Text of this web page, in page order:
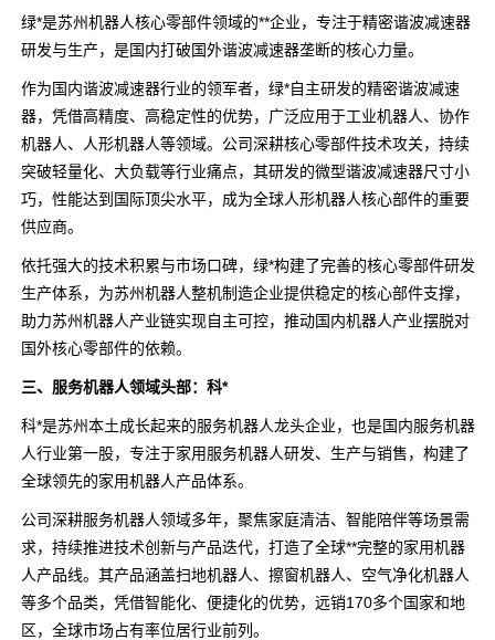
绿*是苏州机器人核心零部件领域的**企业，专注于精密谐波减速器
研发与生产，是国内打破国外谐波减速器垄断的核心力量。
作为国内谐波减速器行业的领军者，绿*自主研发的精密谐波减速
器，凭借高精度、高稳定性的优势，广泛应用于工业机器人、协作
机器人、人形机器人等领域。公司深耕核心零部件技术攻关，持续
突破轻量化、大负载等行业痛点，其研发的微型谐波减速器尺寸小
巧，性能达到国际顶尖水平，成为全球人形机器人核心部件的重要
供应商。
依托强大的技术积累与市场口碑，绿*构建了完善的核心零部件研发
生产体系，为苏州机器人整机制造企业提供稳定的核心部件支撑，
助力苏州机器人产业链实现自主可控，推动国内机器人产业摆脱对
国外核心零部件的依赖。
三、服务机器人领域头部：科*
科*是苏州本土成长起来的服务机器人龙头企业，也是国内服务机器
人行业第一股，专注于家用服务机器人研发、生产与销售，构建了
全球领先的家用机器人产品体系。
公司深耕服务机器人领域多年，聚焦家庭清洁、智能陪伴等场景需
求，持续推进技术创新与产品迭代，打造了全球**完整的家用机器
人产品线。其产品涵盖扫地机器人、擦窗机器人、空气净化机器人
等多个品类，凭借智能化、便捷化的优势，远销170多个国家和地
区，全球市场占有率位居行业前列。